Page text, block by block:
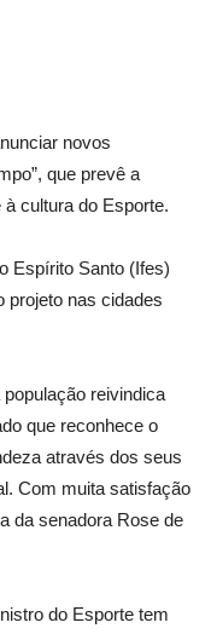
novos
que prevê a
cultura do Esporte.
Espírito Santo (Ifes)
projeto nas cidades
reivindica
que reconhece o
através dos seus
Com muita satisfação
da senadora Rose de
do Esporte tem